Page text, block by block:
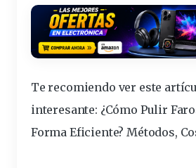
Te recomiendo ver este
interesante: ¿Cómo Pulir
Forma Eficiente? Métodos,